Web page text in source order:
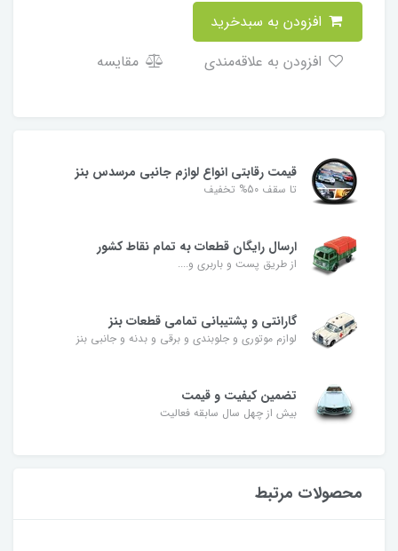
مقایسه
قیمت رقابتی انواع لوازم جانبی مرسدس بنز
تا سقف 50% تخفیف
ارسال رایگان قطعات به تمام نقاط کشور
از طریق پست و باربری و....
گارانتی و پشتیبانی تمامی قطعات بنز
لوازم موتوری و جلوبندی و برقی و بدنه و جانبی بنز
تضمین کیفیت و قیمت
بیش از چهل سال سابقه فعالیت
محصولات مرتبط